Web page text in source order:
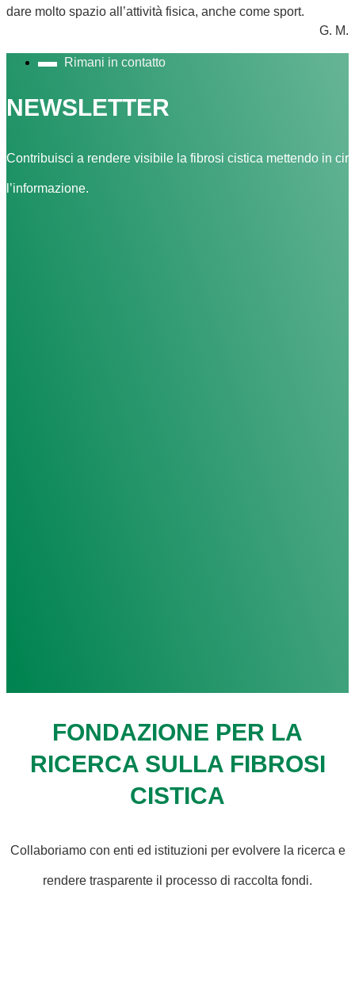
dare molto spazio all’attività fisica, anche come sport.
G. M.
Rimani in contatto
NEWSLETTER
Contribuisci a rendere visibile la fibrosi cistica mettendo in
l’informazione.
FONDAZIONE PER LA
RICERCA SULLA FIBROSI
CISTICA
Collaboriamo con enti ed istituzioni per evolvere la ricerca e
rendere trasparente il processo di raccolta fondi.